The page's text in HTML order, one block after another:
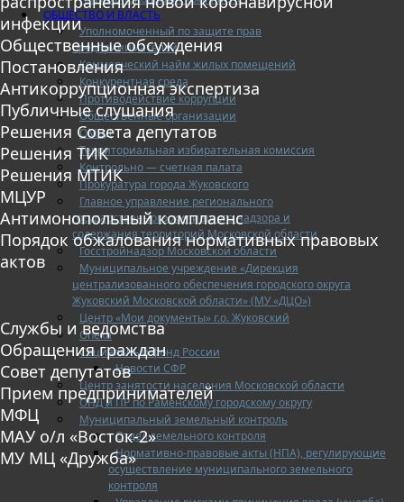
ОБЩЕСТВО И ВЛАСТЬ
Уполномоченный по защите прав
предпринимателей
Коммерческий найм жилых помещений
Конкурентная среда
Противодействие коррупции
Общественные организации
ОМВД
Территориальная избирательная комиссия
Контрольно — счетная палата
Прокуратура города Жуковского
Главное управление регионального
государственного жилищного надзора и
содержания территорий Московской области
Госстройнадзор Московской области
Муниципальное учреждение «Дирекция
централизованного обеспечения городского округа
Жуковский Московской области» (МУ «ДЦО»)
Центр «Мои документы» г.о. Жуковский
Опека
Социальный фонд России
Новости СФР
Центр занятости населения Московской области
ОНД и ПР по Раменскому городскому округу
Муниципальный земельный контроль
Отдел земельного контроля
Нормативно-правовые акты (НПА), регулирующие
осуществление муниципального земельного
контроля
инфекции
Общественные обсуждения
Постановления
Антикоррупционная экспертиза
Публичные слушания
Решения Совета депутатов
Решения ТИК
Решения МТИК
МЦУР
Антимонопольный комплаенс
Порядок обжалования нормативных правовых
актов
Службы и ведомства
Обращения граждан
Совет депутатов
Прием предпринимателей
МФЦ
МАУ о/л «Восток-2»
МУ МЦ «Дружба»